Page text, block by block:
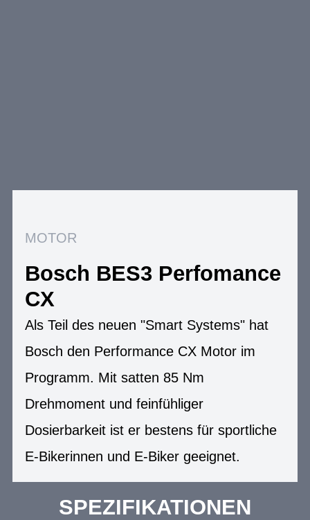
MOTOR
Bosch BES3 Perfomance
CX
Als Teil des neuen "Smart Systems" hat
Bosch den Performance CX Motor im
Programm. Mit satten 85 Nm
Drehmoment und feinfühliger
Dosierbarkeit ist er bestens für sportliche
E-Bikerinnen und E-Biker geeignet.
SPEZIFIKATIONEN